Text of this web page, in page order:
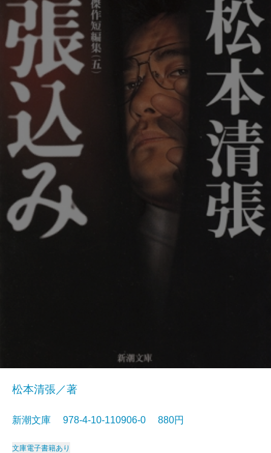
松本清張／著
新潮文庫 978-4-10-110906-0 880円
文庫電子書籍あり